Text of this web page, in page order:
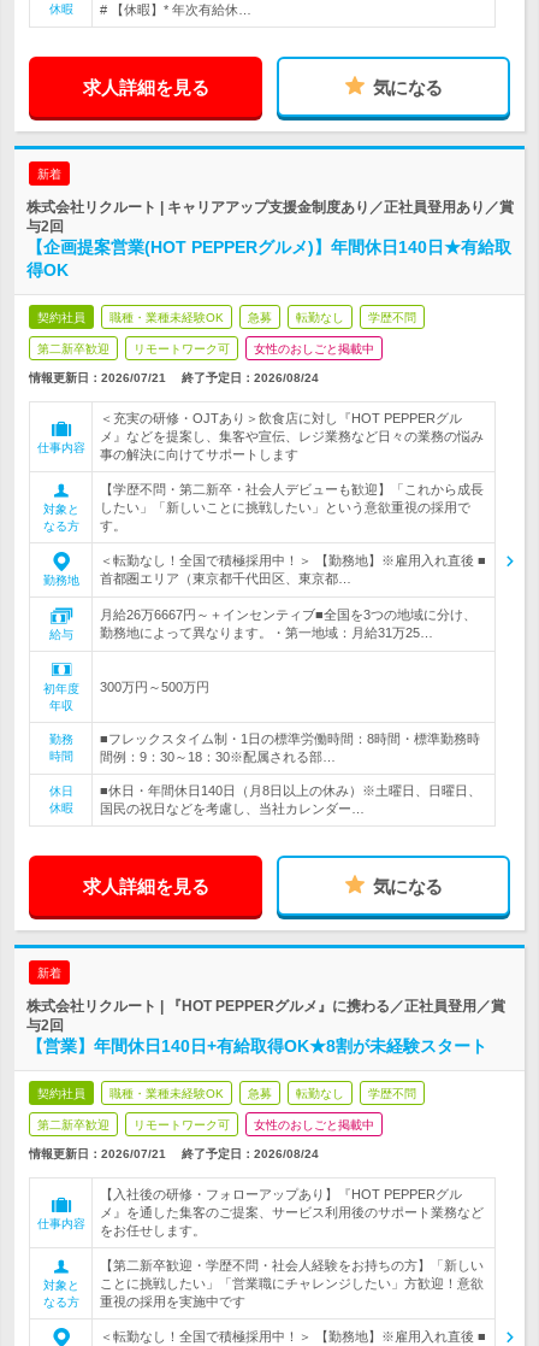
休暇
# 【休暇】* 年次有給休…
求人詳細を見る 気になる
新着
株式会社リクルート | キャリアアップ支援金制度あり／正社員登用あり／賞
与2回
【企画提案営業(HOT PEPPERグルメ)】年間休日140日★有給取
得OK
契約社員 職種・業種未経験OK 急募 転勤なし 学歴不問
第二新卒歓迎 リモートワーク可 女性のおしごと掲載中
情報更新日：2026/07/21 終了予定日： 2026/08/24
仕事内容
＜充実の研修・OJTあり＞飲食店に対し『HOT PEPPERグル
メ』などを提案し、集客や宣伝、レジ業務など日々の業務の悩み
事の解決に向けてサポートします
対象と
なる方
【学歴不問・第二新卒・社会人デビューも歓迎】「これから成長
したい」「新しいことに挑戦したい」という意欲重視の採用で
す。
勤務地
＜転勤なし！全国で積極採用中！＞ 【勤務地】※雇用入れ直後 ■
首都圏エリア（東京都千代田区、東京都…
給与
月給26万6667円～＋インセンティブ■全国を3つの地域に分け、
勤務地によって異なります。・第一地域：月給31万25…
初年度
年収
300万円～500万円
勤務
時間
■フレックスタイム制・1日の標準労働時間：8時間・標準勤務時
間例：9：30～18：30※配属される部…
休日
休暇
■休日・年間休日140日（月8日以上の休み）※土曜日、日曜日、
国民の祝日などを考慮し、当社カレンダー…
求人詳細を見る 気になる
新着
株式会社リクルート | 『HOT PEPPERグルメ』に携わる／正社員登用／賞
与2回
【営業】年間休日140日+有給取得OK★8割が未経験スタート
契約社員 職種・業種未経験OK 急募 転勤なし 学歴不問
第二新卒歓迎 リモートワーク可 女性のおしごと掲載中
情報更新日：2026/07/21 終了予定日： 2026/08/24
仕事内容
【入社後の研修・フォローアップあり】『HOT PEPPERグル
メ』を通した集客のご提案、サービス利用後のサポート業務など
をお任せします。
対象と
なる方
【第二新卒歓迎・学歴不問・社会人経験をお持ちの方】「新しい
ことに挑戦したい」「営業職にチャレンジしたい」方歓迎！意欲
重視の採用を実施中です
＜転勤なし！全国で積極採用中！＞ 【勤務地】※雇用入れ直後 ■